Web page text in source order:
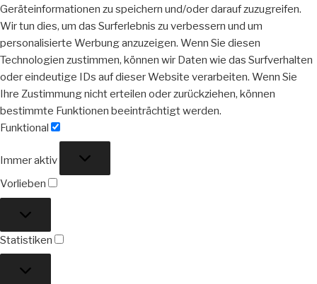
Geräteinformationen zu speichern und/oder darauf zuzugreifen.
Wir tun dies, um das Surferlebnis zu verbessern und um
personalisierte Werbung anzuzeigen. Wenn Sie diesen
Technologien zustimmen, können wir Daten wie das Surfverhalten
oder eindeutige IDs auf dieser Website verarbeiten. Wenn Sie
Ihre Zustimmung nicht erteilen oder zurückziehen, können
bestimmte Funktionen beeinträchtigt werden.
Funktional
Immer aktiv
Vorlieben
Statistiken